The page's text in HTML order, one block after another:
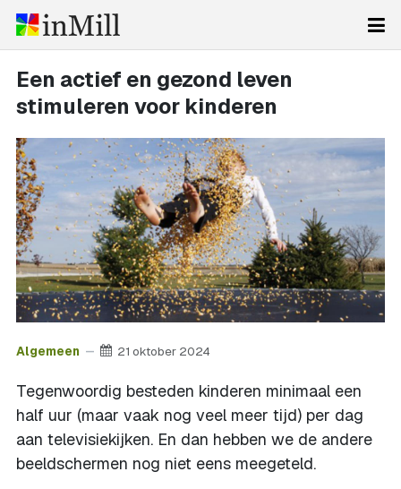
Een actief en gezond leven
stimuleren voor kinderen
Algemeen 21 oktober 2024
Tegenwoordig besteden kinderen minimaal een
half uur (maar vaak nog veel meer tijd) per dag
aan televisiekijken. En dan hebben we de andere
beeldschermen nog niet eens meegeteld.